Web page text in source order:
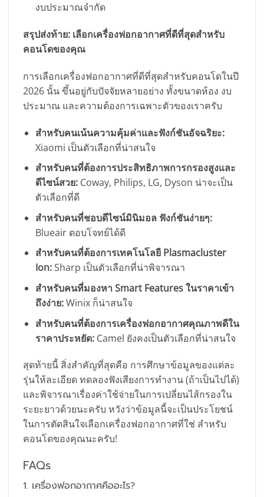
งบประมาณจำกัด
สรุปส่งท้าย: เลือกเครื่องฟอกอากาศที่ดีที่สุดสำหรับ
คอนโดของคุณ
การเลือกเครื่องฟอกอากาศที่ดีที่สุดสำหรับคอนโดในปี
2026 นั้น ขึ้นอยู่กับปัจจัยหลายอย่าง ทั้งขนาดห้อง งบ
ประมาณ และความต้องการเฉพาะตัวของเราครับ
สำหรับคนเน้นความคุ้มค่าและฟังก์ชันอัจฉริยะ:
Xiaomi เป็นตัวเลือกที่น่าสนใจ
สำหรับคนที่ต้องการประสิทธิภาพการกรองสูงและ
ดีไซน์สวย:Coway, Philips, LG, Dyson น่าจะเป็น
ตัวเลือกที่ดี
สำหรับคนที่ชอบดีไซน์มินิมอล ฟังก์ชันง่ายๆ:
Blueair ตอบโจทย์ได้ดี
สำหรับคนที่ต้องการเทคโนโลยี Plasmacluster
Ion:Sharp เป็นตัวเลือกที่น่าพิจารณา
สำหรับคนที่มองหา Smart Features ในราคาเข้า
ถึงง่าย:Winix ก็น่าสนใจ
สำหรับคนที่ต้องการเครื่องฟอกอากาศคุณภาพดีใน
ราคาประหยัด:Camel ยังคงเป็นตัวเลือกที่น่าสนใจ
สุดท้ายนี้ สิ่งสำคัญที่สุดคือ การศึกษาข้อมูลของแต่ละ
รุ่นให้ละเอียด ทดลองฟังเสียงการทำงาน (ถ้าเป็นไปได้)
และพิจารณาเรื่องค่าใช้จ่ายในการเปลี่ยนไส้กรองใน
ระยะยาวด้วยนะครับ หวังว่าข้อมูลนี้จะเป็นประโยชน์
ในการตัดสินใจเลือกเครื่องฟอกอากาศที่ใช่ สำหรับ
คอนโดของคุณนะครับ!
FAQs
1. เครื่องฟอกอากาศคืออะไร?